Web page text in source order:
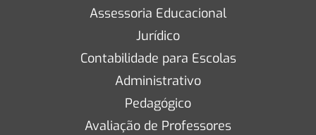
Assessoria Educacional
Jurídico
Contabilidade para Escolas
Administrativo
Pedagógico
Avaliação de Professores